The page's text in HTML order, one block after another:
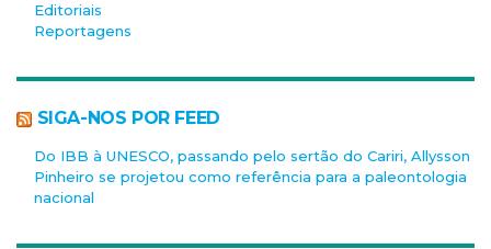
Editoriais
Reportagens
SIGA-NOS POR FEED
Do IBB à UNESCO, passando pelo sertão do Cariri, Allysson
Pinheiro se projetou como referência para a paleontologia
nacional